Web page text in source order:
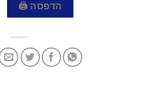
הדפסה 🖨